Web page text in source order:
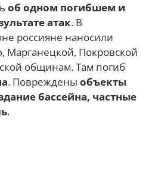
об одном погибшем и
атак. В
россияне наносили
Покровской
общинам. Там погиб
. Повреждены объекты
бассейна, частные
.